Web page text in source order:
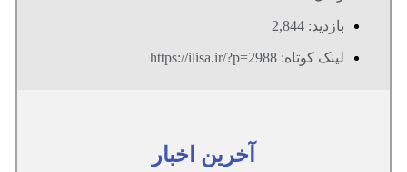
بازدید: 2,844
لینک کوتاه: https://ilisa.ir/?p=2988
آخرین اخبار